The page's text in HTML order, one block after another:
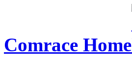
Comrace Home